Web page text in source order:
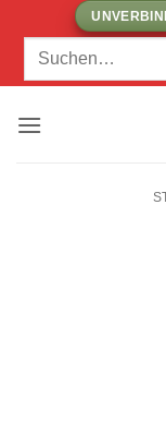
Inhalt
springen
Suchen